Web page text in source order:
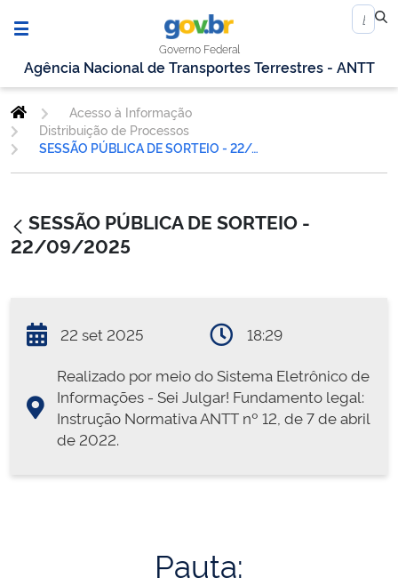
Governo Federal
Agência Nacional de Transportes Terrestres - ANTT
Acesso à Informação
Distribuição de Processos
SESSÃO PÚBLICA DE SORTEIO - 22/09/2025
SESSÃO PÚBLICA DE SORTEIO -
22/09/2025
22 set 2025
18:29
Realizado por meio do Sistema Eletrônico de
Informações - Sei Julgar! Fundamento legal:
Instrução Normativa ANTT nº 12, de 7 de abril
de 2022.
Pauta: